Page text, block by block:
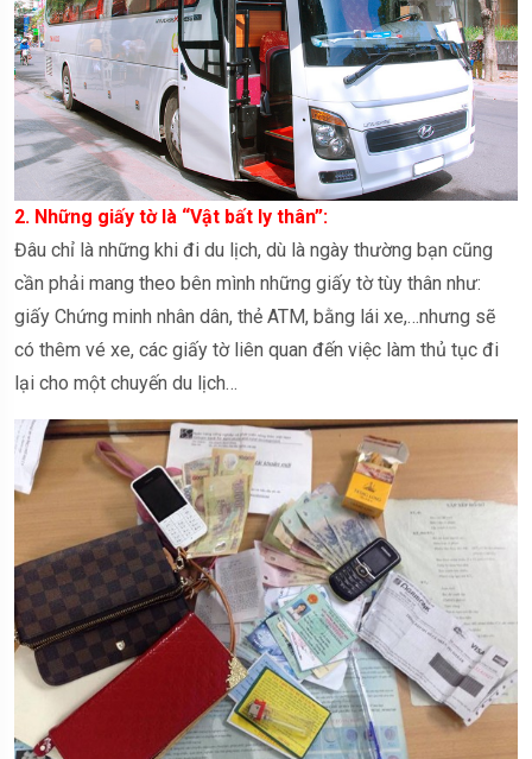
2. Những giấy tờ là “Vật bất ly thân”:
Đâu chỉ là những khi đi du lịch, dù là ngày thường bạn cũng
cần phải mang theo bên mình những giấy tờ tùy thân như:
giấy Chứng minh nhân dân, thẻ ATM, bằng lái xe,…nhưng sẽ
có thêm vé xe, các giấy tờ liên quan đến việc làm thủ tục đi
lại cho một chuyến du lịch…